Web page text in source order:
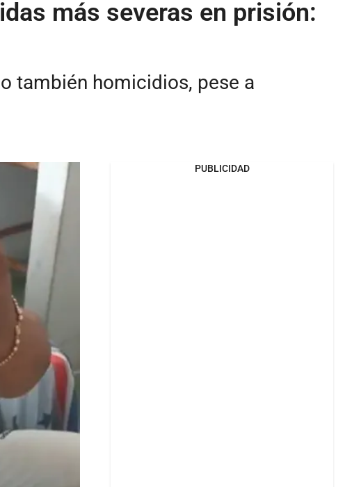
más severas en prisión:
también homicidios, pese a
PUBLICIDAD